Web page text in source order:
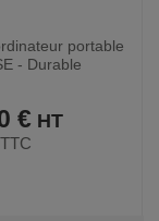
portable
- Durable
€
TTC